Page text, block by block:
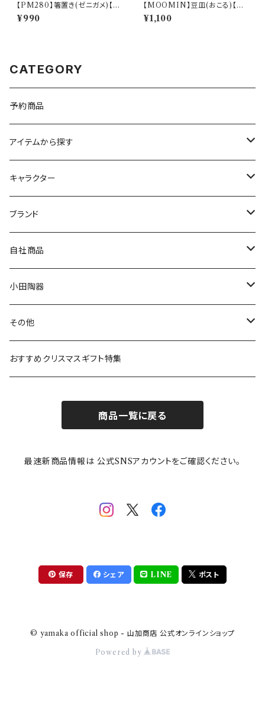
【PM280】箸置き(ゼニガメ)【D
aily Sketch】PM283-402
¥990
【MOOMIN】豆皿(おこる)【M
M14000】MM14003-333
¥1,100
CATEGORY
予約商品
アイテムから探す
九谷焼
マグ＆カップ
プレート
ボウル
ガラスウェア
カトラリー
キャラクター
ムーミン
80th記念アイテム
リトルミイの日記念アイテム
MOOMIN ANIMATION
スヌーピー
ピーターラビット
ポケットモンスター
mofusand（モフサンド）
mofsand×日比谷花壇
ちびまる子ちゃんandクレヨンしんちゃん
ブランド
LA AMYS(エミーズ)
LISA LARSON(リサラーソン)
LAURA ASHLEY(ローラ アシュレイ)
Finlayson(フィンレイソン)
HANAE MORI(ハナエモリ)
THE BEATLES(ザ・ビートルズ)
【山加商店×yaeko】migratory bird
自社商品
ねこ企画
Cecera(セセラ)
CELEC(セレック)
隅切り重箱
HAPPY DINING(ハッピーダイニング)
小田陶器
さざなみ
吉祥
メイメイウェア
SoSo(ソソ）
その他
リサイクル食器
おすすめクリスマスギフト特集
商品一覧に戻る
最速新商品情報は 公式SNSアカウントをご確認ください。
保存 シェア LINE ポスト
© yamaka official shop - 山加商店 公式オンラインショップ
Powered by